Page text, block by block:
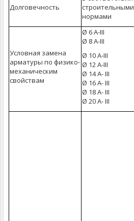
Долговечность
строительными
нормами
Условная замена
арматуры по физико-
механическим
свойствам
Ø 6 А-III
Ø 8 A-III
Ø 10 A-III
Ø 12 А-III
Ø 14 А- III
Ø 16 А- III
Ø 18 А- III
Ø 20 А- III